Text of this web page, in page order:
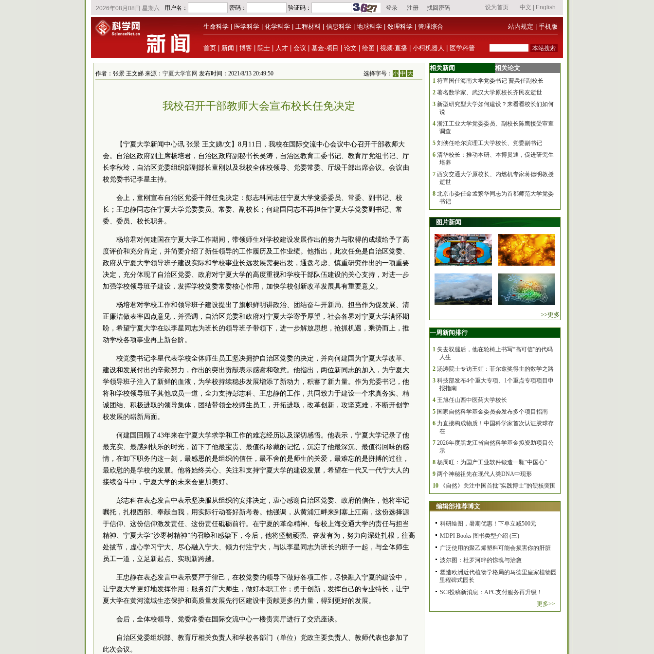
生命科学 医学科学 化学科学 工程材料 信息科学 地球科学 数理科学 管理综合 站内规定 手机版
首页 新闻 博客 院士 人才 会议 基金·项目 论文 绘图 视频·直播 小柯机器人 医学科普
作者：张景 王文娣 来源： 宁夏大学官网 发布时间：2021/8/13 20:49:50 选择字号：小 中 大
我校召开干部教师大会宣布校长任免决定
【宁夏大学新闻中心讯 张景 王文娣/文】8月11日，我校在国际交流中心会议中心召开干部教师大
会。自治区政府副 主席杨培君，自治区政府副秘书长吴涛，自治区教育工委书记、教育厅党组 书记、厅
长李秋玲，自治区 党委组织部副部长童刚以及我校全体校领导、 党委常委、厅级干部出席会议。会议由
校党委书记李星主持。
会上，童刚宣布自治区 党委干部任免决定：彭志科同志任宁夏大学党委委员、 常委、副 书记、校
长；王忠静同志任宁夏大学党委委员、 常委、副校长；何建国同志不再担任宁夏大学党委副 书记、 常
委、 委员、校长职务。
杨培君对何建国在宁夏大学工作期间，带领师生对学校建设发展作出的努力与取得的成绩给予了高
度评价和充分肯定，并简要介绍了新任领导的工作履历及工作业绩。他指出，此次任免是自治区 党委、
政府从宁夏大学领导班子建设实际和学校事业长远发展需要出发，通盘考虑、慎重研究作出的一项重要
决定，充分体现了自治区 党委、政府对宁夏大学的高度重视和学校干部队伍建设的关心支持，对进一步
加强学校领导班子建设，发挥学校党委常委核心作用，加快学校创新改革发展具有重要意义。
杨培君对学校工作和领导班子建设提出了旗帜鲜明讲政治、团结奋斗开新局、担当作为促发展、清
正廉洁做表率四点意见，并强调，自治区 党委和政府对宁夏大学寄予厚望，社会各界对宁夏大学满怀期
盼，希望宁夏大学在以李星同志为班长的领导班子带领下，进一步解放思想，抢抓机遇，乘势而上，推
动学校各项事业再上新台阶。
校党委书记李星代表学校全体师生员工坚决拥护自治区 党委的决定，并向何建国为宁夏大学改革、
建设和发展付出的辛勤努力，作出的突出贡献表示感谢和敬意。他指出，两位新同志的加入，为宁夏大
学领导班子注入了新鲜的血液，为学校持续稳步发展增添了新动力，积蓄了新力量。作为党委书记 ，他
将和学校领导班子其他成员一道，全力支持彭志科、王忠静的工作，共同致力于建设一个求真务实、精
诚团结、积极进取的领导集体，团结带领全校师生员工，开拓进取，改革创新，攻坚克难，不断开创学
校发展的崭新局面。
何建国回顾了43年来在宁夏大学求学和工作的难忘经历以及深切感悟。他表示，宁夏大学记录了他
最充实、最感到快乐的时光，留下了他最宝贵、最值得珍藏的记忆，沉淀了他最深沉、最值得回味的感
情，在卸下职务的这一刻，最感恩的是组织的信任，最不舍的是师生的关爱，最难忘的是拼搏的过往，
最欣慰的是学校的发展。他将始终关心、关注和支持宁夏大学的建设发展，希望在一代又一代宁大人的
接续奋斗中，宁夏大学的未来会更加美好。
彭志科在表态发言中表示坚决服从组织的安排决定，衷心感谢自治区 党委、政府的信任，他将牢记
嘱托，扎根西部、奉献自我，用实际行动答好新考卷。他强调，从黄浦江畔来到塞上江南，这份选择源
于信仰、这份信仰激发责任、这份责任砥砺前行。在宁夏的革命精神、母校上海交通大学的责任与担当
精神、宁夏大学“沙枣树精神”的召唤和感染下，今后，他将坚韧顽强、奋发有为，努力向深处扎根，往高
处拔节，虚心学习宁大、尽心融入宁大、倾力付注宁大，与以李星同志为班长的班子一起，与全体师生
员工一道，立足新起点、实现新跨越。
王忠静在表态发言中表示要严于律己，在校党委的领导下做好各项工作，尽快融入宁夏的建设中，
让宁夏大学更好地发挥作用；服务好广大师生，做好本职工作；勇于创新，发挥自己的专业特长，让宁
夏大学在黄河流域生态保护和高质量发展先行区建设中贡献更多的力量，得到更好的发展。
会后，全体校领导、 党委常委在国际交流中心一楼贵宾厅进行了交流座谈。
自治区 党委组织部、教育厅相关负责人和学校各部门（单位）党政主要负责人、教师代表也参加了
此次会议。
相关新闻 相关论文
1 符宣国任海南大学党委书记 曹兵任副校长
2 著名数学家、武汉大学原校长齐民友逝世
3 新型研究型大学如何建设？来看看校长们如何
说
4 浙江工业大学党委委员、副校长陈鹰接受审查
调查
5 刘侠任哈尔滨理工大学校长、党委副书记
6 清华校长：推动本研、本博贯通，促进研究生
培养
7 西安交通大学原校长、内燃机专家蒋德明教授
逝世
8 北京市委任命孟繁华同志为首都师范大学党委
书记
图片新闻
>>更多
一周新闻排行
1 失去双腿后，他在轮椅上书写“高可信”的代码
人生
2 汤涛院士专访王虹：菲尔兹奖得主的数学之路
3 科技部发布4个重大专项、1个重点专项项目申
报指南
4 王旭任山西中医药大学校长
5 国家自然科学基金委员会发布多个项目指南
6 力直接构成物质！中国科学家首次认证胶球存
在
7 2026年度黑龙江省自然科学基金拟资助项目公
示
8 杨周旺：为国产工业软件锻造一颗“中国心”
9 两个神秘祖先在现代人类DNA中现形
10
《自然》关注中国首批“实践博士”的硬核突围
编辑部推荐博文
科研绘图，暑期优惠！下单立减500元
MDPI Books 图书类型介绍 (三)
广泛使用的聚乙烯塑料可能会损害你的肝脏
波尔图：杜罗河畔的惊魂与治愈
塑造欧洲近代植物学格局的马德里皇家植物园
里程碑式园长
SCI投稿新消息：APC支付服务再升级！
更多>>